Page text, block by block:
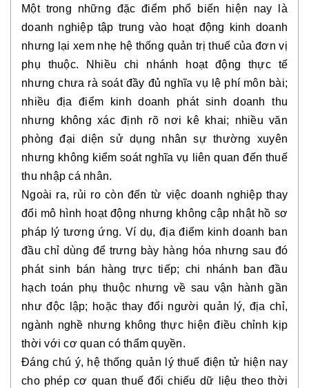
Một trong những đặc điểm phổ biến hiện nay là
doanh nghiệp tập trung vào hoạt động kinh doanh
nhưng lại xem nhẹ hệ thống quản trị thuế của đơn vị
phụ thuộc. Nhiều chi nhánh hoạt động thực tế
nhưng chưa rà soát đầy đủ nghĩa vụ lệ phí môn bài;
nhiều địa điểm kinh doanh phát sinh doanh thu
nhưng không xác định rõ nơi kê khai; nhiều văn
phòng đại diện sử dụng nhân sự thường xuyên
nhưng không kiểm soát nghĩa vụ liên quan đến thuế
thu nhập cá nhân.
Ngoài ra, rủi ro còn đến từ việc doanh nghiệp thay
đổi mô hình hoạt động nhưng không cập nhật hồ sơ
pháp lý tương ứng. Ví dụ, địa điểm kinh doanh ban
đầu chỉ dùng để trưng bày hàng hóa nhưng sau đó
phát sinh bán hàng trực tiếp; chi nhánh ban đầu
hạch toán phụ thuộc nhưng về sau vận hành gần
như độc lập; hoặc thay đổi người quản lý, địa chỉ,
ngành nghề nhưng không thực hiện điều chỉnh kịp
thời với cơ quan có thẩm quyền.
Đáng chú ý, hệ thống quản lý thuế điện tử hiện nay
cho phép cơ quan thuế đối chiếu dữ liệu theo thời